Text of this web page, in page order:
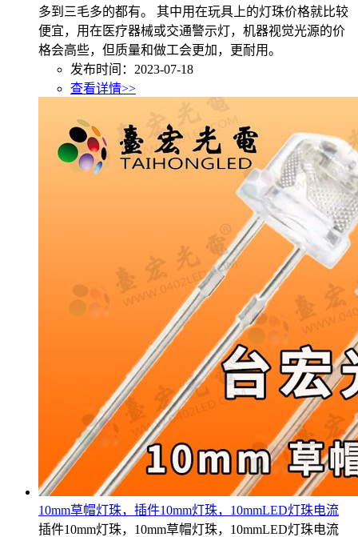
多到三毛多的都有。 其中用在玩具上的灯珠价格就比较
便宜，用在医疗器械或交通警示灯，机器视觉光源的价
格会高些，但质量和做工会更加，更耐用。
发布时间：2023-07-18
查看详情>>
10mm草帽灯珠，插件10mm灯珠，10mmLED灯珠电流
插件10mm灯珠，10mm草帽灯珠，10mmLED灯珠电流